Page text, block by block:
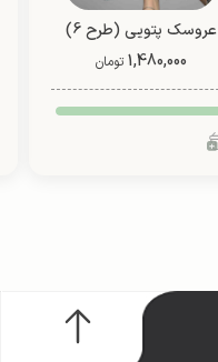
عروسک پتویی (طرح 6)
1,480,000 تومان